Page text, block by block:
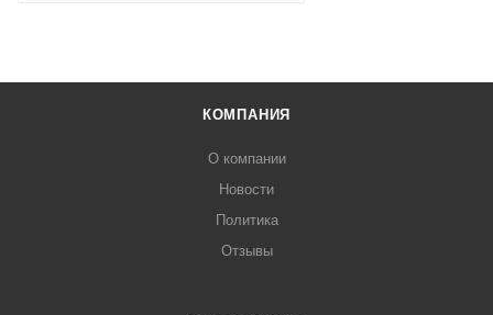
КОМПАНИЯ
О компании
Новости
Политика
Отзывы